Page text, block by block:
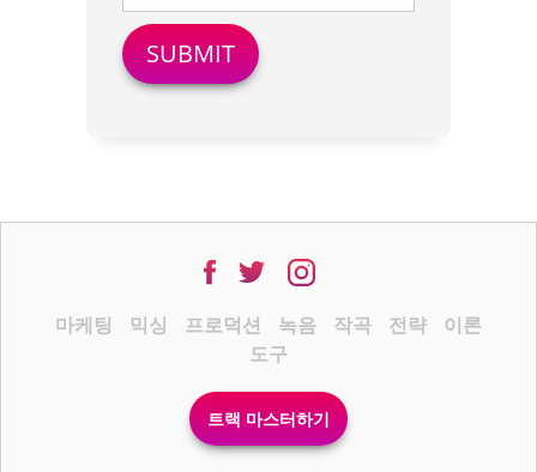
마케팅 믹싱 프로덕션 녹음 작곡 전략
이론
도구
트랙 마스터하기